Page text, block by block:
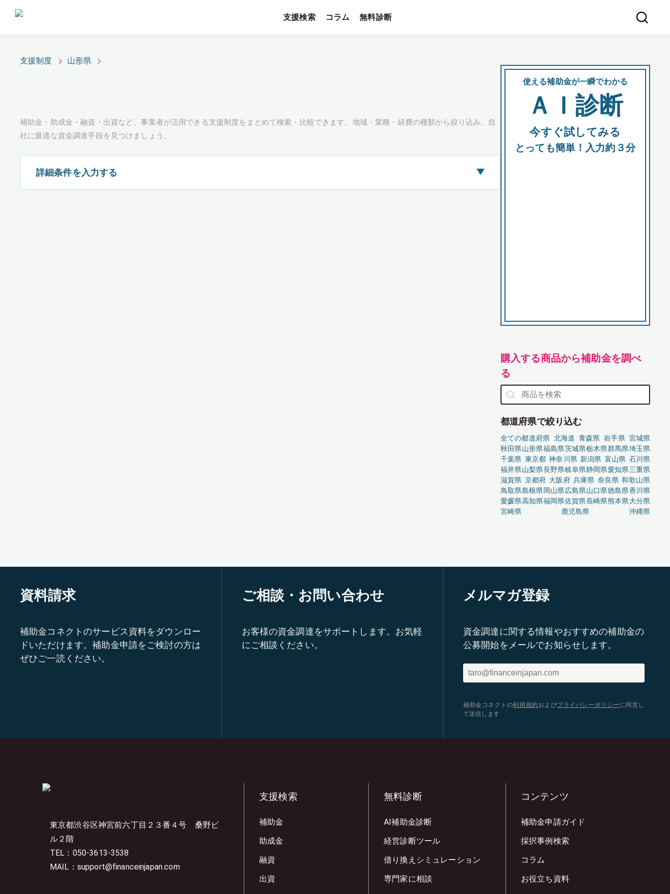
支援検索 コラム 無料診断
支援制度 山形県
補助金・助成金・融資・出資など、事業者が活用できる支援制度をまとめて検索・比較できます。地域・業種・経費の種類から絞り込み、自
社に最適な資金調達手段を見つけましょう。
詳細条件を入力する ▶
使える補助金が一瞬でわかる
ＡＩ診断
今すぐ試してみる
とっても簡単！入力約３分
購入する商品から補助金を調べ
る
都道府県で絞り込む
全ての都道府県 北海道 青森県 岩手県 宮城県
秋田県山形県福島県茨城県栃木県群馬県埼玉県
千葉県 東京都 神奈川県 新潟県 富山県 石川県
福井県山梨県長野県岐阜県静岡県愛知県三重県
滋賀県 京都府 大阪府 兵庫県 奈良県 和歌山県
鳥取県島根県岡山県広島県山口県徳島県香川県
愛媛県高知県福岡県佐賀県長崎県熊本県大分県
宮崎県
鹿児島県 沖縄県
資料請求
補助金コネクトのサービス資料をダウンロー
ドいただけます。補助金申請をご検討の方は
ぜひご一読ください。
ご相談・お問い合わせ
お客様の資金調達をサポートします。お気軽
にご相談ください。
メルマガ登録
資金調達に関する情報やおすすめの補助金の
公募開始をメールでお知らせします。
補助金コネクトの利用規約 およびプライバシーポリシー に同意し
て送信します
東京都渋谷区神宮前六丁目２３番４号 桑野ビ
ル２階
TEL：050-3613-3538
MAIL：support@financeinjapan.com
支援検索
補助金
助成金
融資
出資
無料診断
AI補助金診断
経営診断ツール
借り換えシミュレーション
専門家に相談
コンテンツ
補助金申請ガイド
採択事例検索
コラム
お役立ち資料